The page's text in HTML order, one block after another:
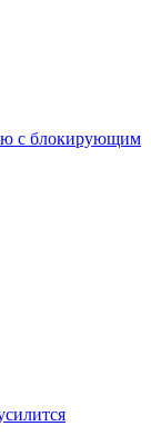
с блокирующим